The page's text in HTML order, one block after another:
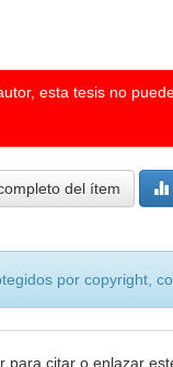
esta tesis no
del ítem
por copyright,
para citar o enlazar